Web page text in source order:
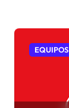
EQUIPOS